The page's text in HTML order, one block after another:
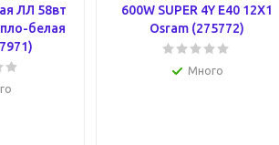
ЛЛ 58вт
белая
600W SUPER 4Y E40 12X1
Osram (275772)
Много